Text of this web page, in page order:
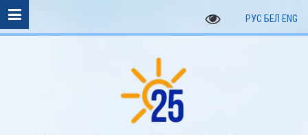
РУС БЕЛ ENG